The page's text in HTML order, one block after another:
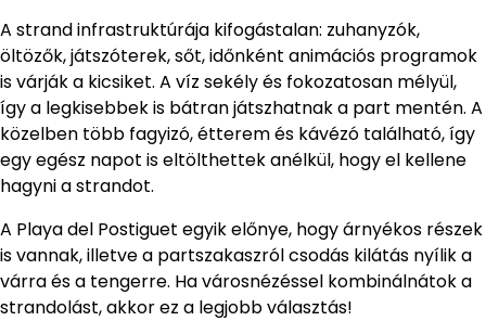
A strand infrastruktúrája kifogástalan: zuhanyzók,
öltözők, játszóterek, sőt, időnként animációs programok
is várják a kicsiket. A víz sekély és fokozatosan mélyül,
így a legkisebbek is bátran játszhatnak a part mentén. A
közelben több fagyizó, étterem és kávézó található, így
egy egész napot is eltölthettek anélkül, hogy el kellene
hagyni a strandot.
A Playa del Postiguet egyik előnye, hogy árnyékos részek
is vannak, illetve a partszakaszról csodás kilátás nyílik a
várra és a tengerre. Ha városnézéssel kombinálnátok a
strandolást, akkor ez a legjobb választás!